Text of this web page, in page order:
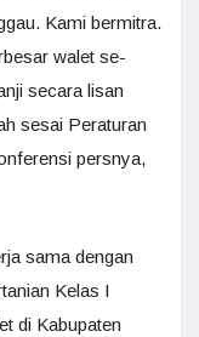
Kami bermitra.
walet se-
secara lisan
sesai Peraturan
persnya,
sama dengan
Kelas I
di Kabupaten